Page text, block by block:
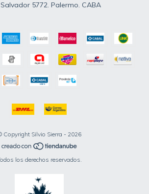
5772. Palermo. CABA
Copyright Silvio Sierra - 2026
los derechos reservados.